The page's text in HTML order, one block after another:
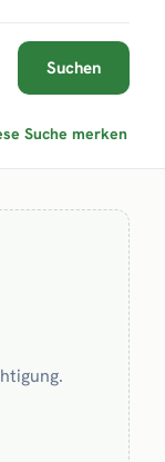
Suchen
Suche merken